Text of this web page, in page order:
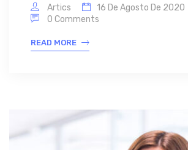
Artics
16 De Agosto De 2020
0 Comments
READ MORE